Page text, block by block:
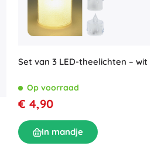
Set van 3 LED-theelichten – wit
Op voorraad
€ 4,90
In mandje